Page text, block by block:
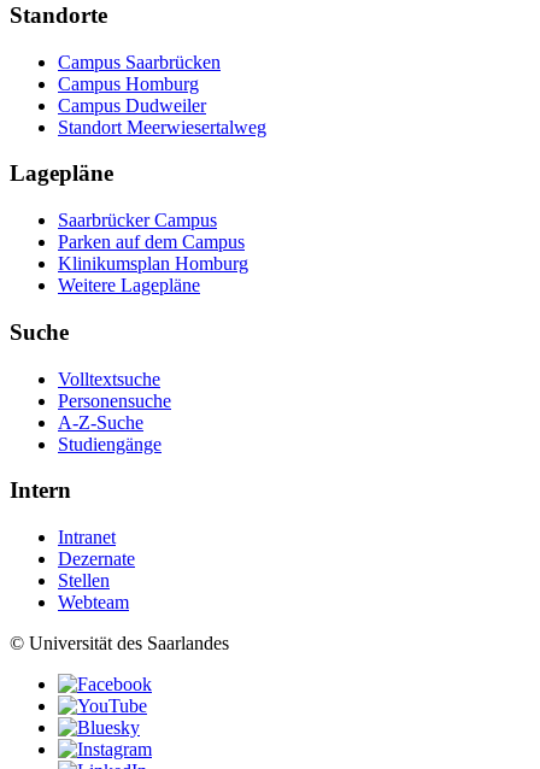
Standorte
Campus Saarbrücken
Campus Homburg
Campus Dudweiler
Standort Meerwiesertalweg
Lagepläne
Saarbrücker Campus
Parken auf dem Campus
Klinikumsplan Homburg
Weitere Lagepläne
Suche
Volltextsuche
Personensuche
A-Z-Suche
Studiengänge
Intern
Intranet
Dezernate
Stellen
Webteam
© Universität des Saarlandes